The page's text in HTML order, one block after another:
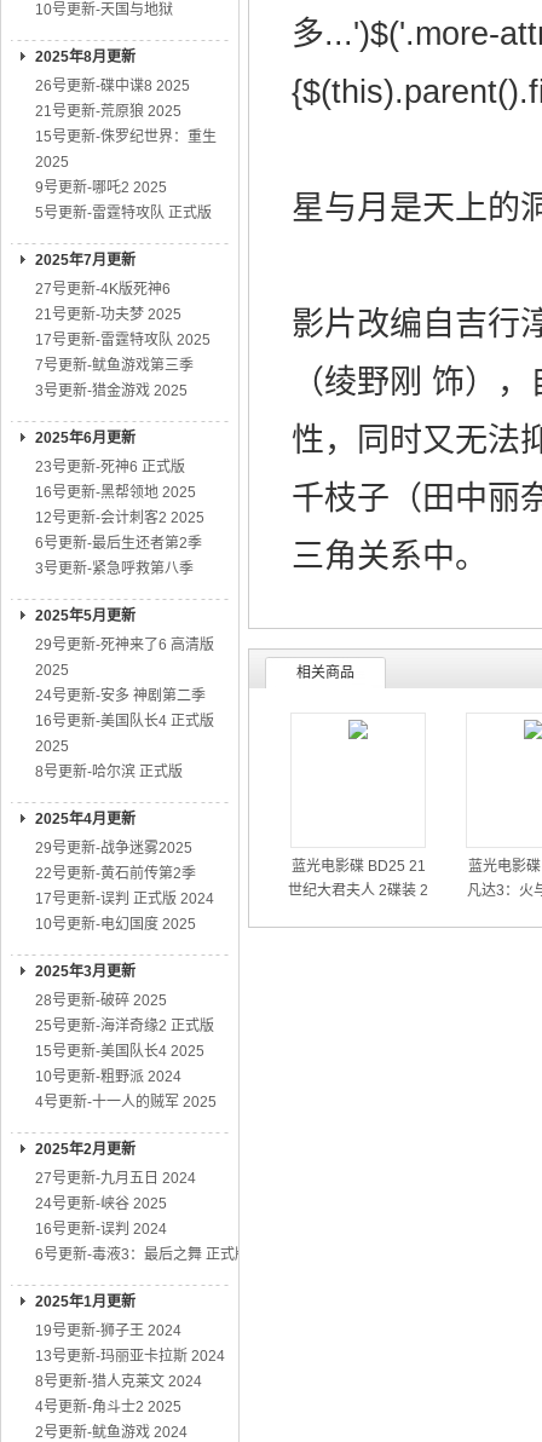
10号更新-天国与地狱
2025年8月更新
26号更新-碟中谍8 2025
21号更新-荒原狼 2025
15号更新-侏罗纪世界：重生
2025
9号更新-哪吒2 2025
5号更新-雷霆特攻队 正式版
2025年7月更新
27号更新-4K版死神6
21号更新-功夫梦 2025
17号更新-雷霆特攻队 2025
7号更新-鱿鱼游戏第三季
3号更新-猎金游戏 2025
2025年6月更新
23号更新-死神6 正式版
16号更新-黑帮领地 2025
12号更新-会计刺客2 2025
6号更新-最后生还者第2季
3号更新-紧急呼救第八季
2025年5月更新
29号更新-死神来了6 高清版
2025
24号更新-安多 神剧第二季
16号更新-美国队长4 正式版
2025
8号更新-哈尔滨 正式版
2025年4月更新
29号更新-战争迷雾2025
22号更新-黄石前传第2季
17号更新-误判 正式版 2024
10号更新-电幻国度 2025
2025年3月更新
28号更新-破碎 2025
25号更新-海洋奇缘2 正式版
15号更新-美国队长4 2025
10号更新-粗野派 2024
4号更新-十一人的贼军 2025
2025年2月更新
27号更新-九月五日 2024
24号更新-峡谷 2025
16号更新-误判 2024
6号更新-毒液3：最后之舞 正式版
2025年1月更新
19号更新-狮子王 2024
13号更新-玛丽亚卡拉斯 2024
8号更新-猎人克莱文 2024
4号更新-角斗士2 2025
2号更新-鱿鱼游戏 2024
多...')$('.more-
星与月是天上的
影片改编自吉行
（绫野刚 饰）
性，同时又无法
千枝子（田中丽
三角关系中。
相关商品
蓝光电影碟 BD25 21
世纪大君夫人 2碟装 2
蓝光电影
凡达3：火